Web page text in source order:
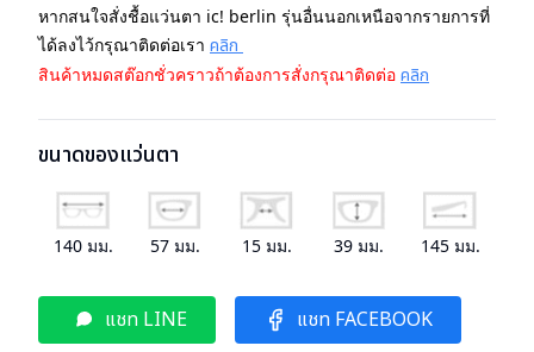
หากสนใจสั่งชื้อแว่นตา ic! berlin รุ่นอื่นนอกเหนือจากรายการที่
ได้ลงไว้กรุณาติดต่อเรา คลิก
สินค้าหมดสต๊อกชั่วคราวถ้าต้องการสั่งกรุณาติดต่อ คลิก
ขนาดของแว่นตา
140 มม. 57 มม. 15มม. 39มม. 145มม.
แชท LINE แชท FACEBOOK